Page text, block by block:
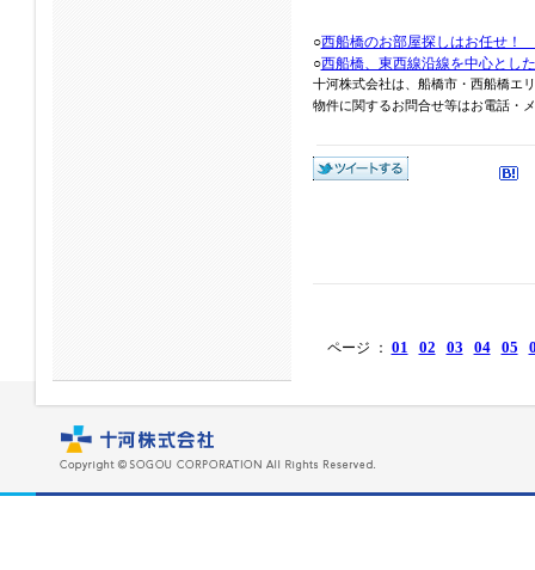
○西船橋のお部屋探しはお任せ！
○西船橋、東西線沿線を中心とし
十河株式会社は、船橋市・西船橋エ
物件に関するお問合せ等はお電話・
ページ ： 01 02 03 04 05